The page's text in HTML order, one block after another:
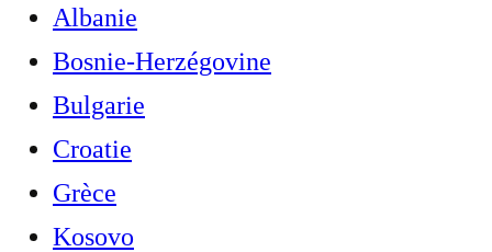
Albanie
Bosnie-Herzégovine
Bulgarie
Croatie
Grèce
Kosovo